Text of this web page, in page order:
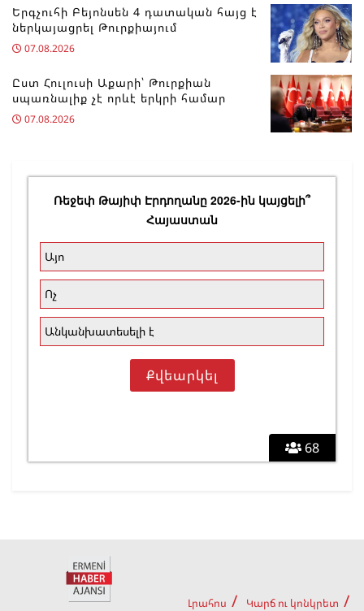
Երգչուհի Բեյոնսեն ​​4 դատական հայց է
ներկայացրել Թուրքիայում
07.08.2026
Ըստ Հուլուսի Աքարի՝ Թուրքիան
սպառնալիք չէ որևէ երկրի համար
07.08.2026
68
Ռեջեփ Թայիփ Էրդողանը 2026-ին կայցելի՞
Հայաստան
Այո
Ոչ
Անկանխատեսելի է
Լրահոս Կարճ ու կոնկրետ